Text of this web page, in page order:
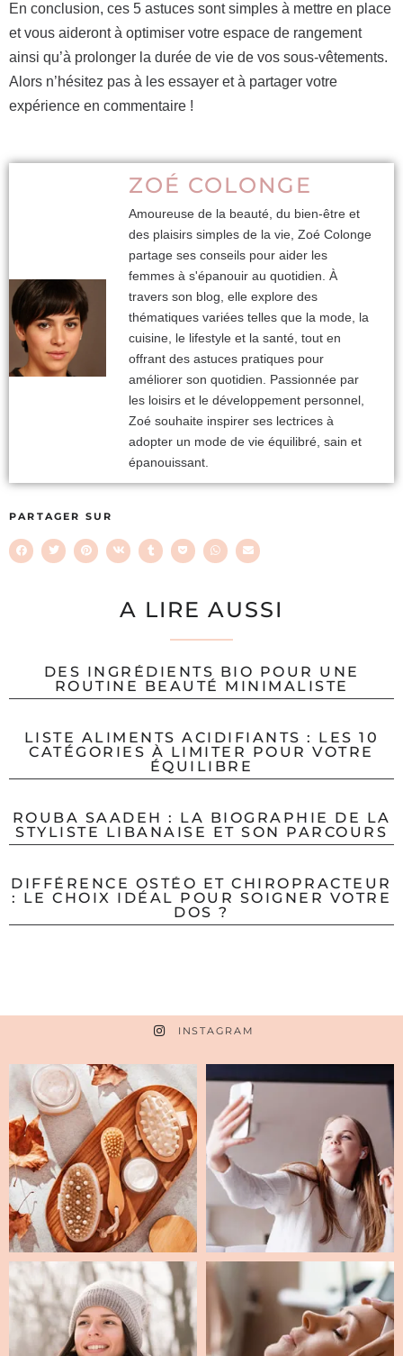
En conclusion, ces 5 astuces sont simples à mettre en place
et vous aideront à optimiser votre espace de rangement
ainsi qu’à prolonger la durée de vie de vos sous-vêtements.
Alors n’hésitez pas à les essayer et à partager votre
expérience en commentaire !
ZOÉ COLONGE
Amoureuse de la beauté, du bien-être et
des plaisirs simples de la vie, Zoé Colonge
partage ses conseils pour aider les
femmes à s'épanouir au quotidien. À
travers son blog, elle explore des
thématiques variées telles que la mode, la
cuisine, le lifestyle et la santé, tout en
offrant des astuces pratiques pour
améliorer son quotidien. Passionnée par
les loisirs et le développement personnel,
Zoé souhaite inspirer ses lectrices à
adopter un mode de vie équilibré, sain et
épanouissant.
PARTAGER SUR
A LIRE AUSSI
DES INGRÉDIENTS BIO POUR UNE
ROUTINE BEAUTÉ MINIMALISTE
LISTE ALIMENTS ACIDIFIANTS : LES 10
CATÉGORIES À LIMITER POUR VOTRE
ÉQUILIBRE
ROUBA SAADEH : LA BIOGRAPHIE DE LA
STYLISTE LIBANAISE ET SON PARCOURS
DIFFÉRENCE OSTÉO ET CHIROPRACTEUR
: LE CHOIX IDÉAL POUR SOIGNER VOTRE
DOS ?
INSTAGRAM